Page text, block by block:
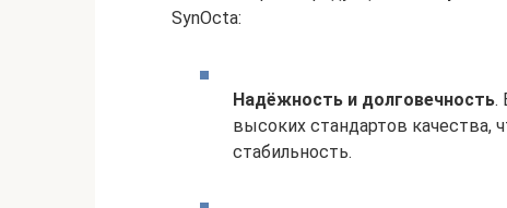
SynOcta:
Надёжность и долговечность.
высоких стандартов качества,
стабильность.